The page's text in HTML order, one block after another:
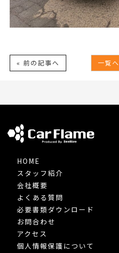
« 前の記事へ 一覧へ
HOME
スタッフ紹介
会社概要
よくある質問
必要書類ダウンロード
お問合わせ
アクセス
個人情報保護について